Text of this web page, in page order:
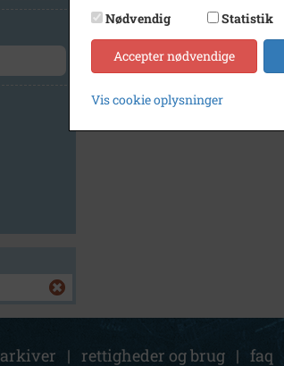
1
arkiver | rettigheder og brug | faq
Nødvendig
Statistik
Accepter nødvendige
Vis cookie oplysninger